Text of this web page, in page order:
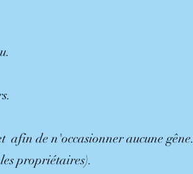
afin de n'occasionner aucune gêne.
propriétaires).